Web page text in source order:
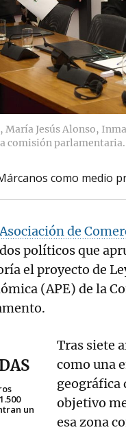
Jesús Alonso,
comisión parlamentaria.
como medio
Asociación de
políticos que
el proyecto de
(APE) de la
un
Tras siete
como una
geográfica
objetivo
esa zona